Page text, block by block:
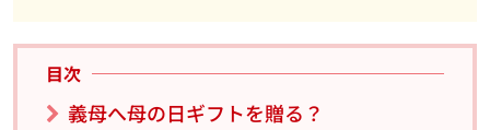
目次
義母へ母の日ギフトを贈る？